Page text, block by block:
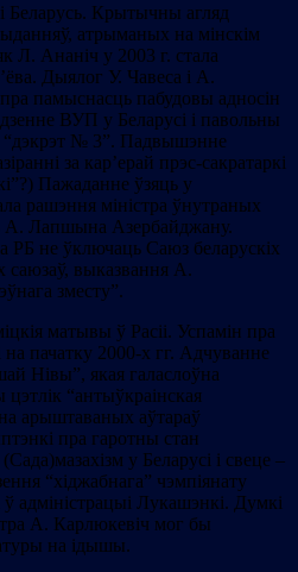
Беларусь. Крытычны агляд
атрыманых на мінскім
Л. Ананіч у 2003 г. стала
Дыялог У. Чавеса і А.
памыснасць пабудовы адносін
ВУП у Беларусі і павольны
“дэкрэт № 3”. Падвышэнне
за кар’ерай прэс-сакратаркі
Пажаданне ўзяць у
рашэння міністра ўнутраных
А. Лапшына Азербайджану.
РБ не ўключаць Саюз беларускіх
саюзаў, выказвання А.
зместу”.
матывы ў Расіі. Успамін пра
на пачатку 2000-х гг. Адчуванне
Нівы”, якая галаслоўна
“антыўкраінская
арыштаваных аўтараў
пра гаротны стан
у Беларусі і свеце –
“хіджабнага” чэмпіянату
адміністрацыі Лукашэнкі. Думкі
А. Карлюкевіч мог бы
на ідышы.